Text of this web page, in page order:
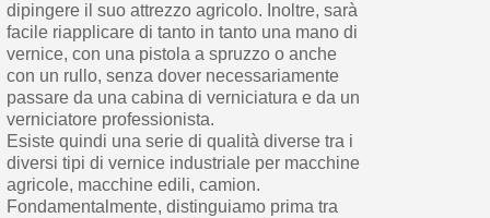
dipingere il suo attrezzo agricolo. Inoltre, sarà
facile riapplicare di tanto in tanto una mano di
vernice, con una pistola a spruzzo o anche
con un rullo, senza dover necessariamente
passare da una cabina di verniciatura e da un
verniciatore professionista.
Esiste quindi una serie di qualità diverse tra i
diversi tipi di vernice industriale per macchine
agricole, macchine edili, camion.
Fondamentalmente, distinguiamo prima tra